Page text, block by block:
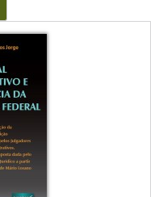
Toggle Dropdown